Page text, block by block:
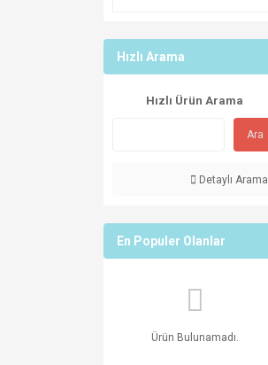
Hızlı Arama
Hızlı Ürün Arama
Ara
Detaylı Arama
En Populer Olanlar
Ürün Bulunamadı.